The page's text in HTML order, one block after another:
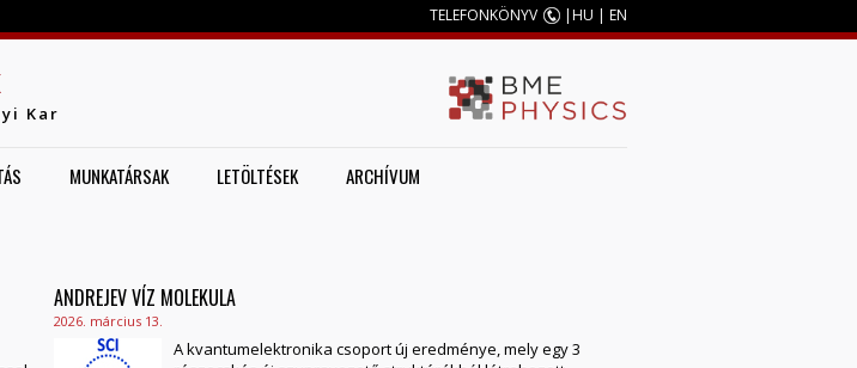
TELEFONKÖNYV |HU | EN
Kar
MUNKATÁRSAK LETÖLTÉSEK ARCHÍVUM
ANDREJEV VÍZ MOLEKULA
2026. március 13.
A kvantumelektronika csoport új eredménye, mely egy 3